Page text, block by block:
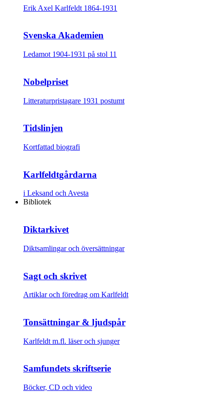
Erik Axel Karlfeldt 1864-1931
Svenska Akademien
Ledamot 1904-1931 på stol 11
Nobelpriset
Litteraturpristagare 1931 postumt
Tidslinjen
Kortfattad biografi
Karlfeldtgårdarna
i Leksand och Avesta
Bibliotek
Diktarkivet
Diktsamlingar och översättningar
Sagt och skrivet
Artiklar och föredrag om Karlfeldt
Tonsättningar & ljudspår
Karlfeldt m.fl. läser och sjunger
Samfundets skriftserie
Böcker, CD och video